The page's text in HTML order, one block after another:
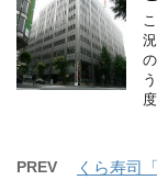
PREV
くら寿司